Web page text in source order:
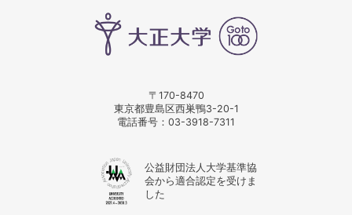
〒170-8470
東京都豊島区西巣鴨3-20-1
電話番号： 03-3918-7311
公益財団法人大学基準協
会から適合認定を受けま
した